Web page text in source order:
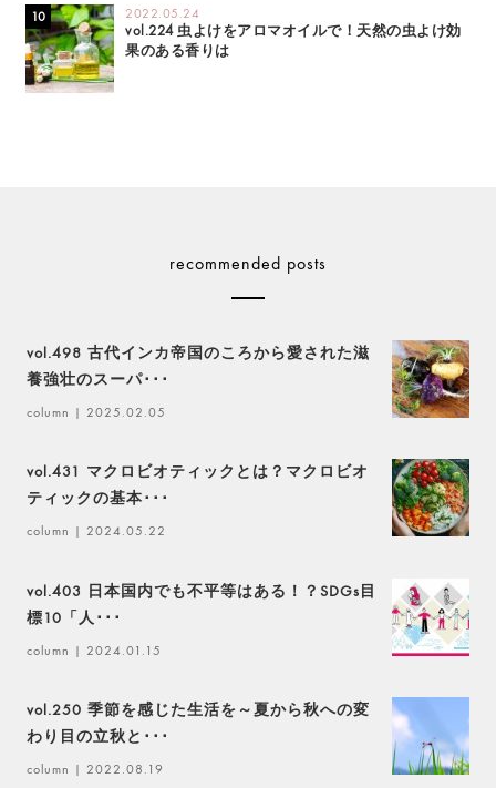
2022.05.24
vol.224 虫よけをアロマオイルで！天然の虫よけ効
果のある香りは
recommended posts
vol.498 古代インカ帝国のころから愛された滋
養強壮のスーパ･･･
column | 2025.02.05
vol.431 マクロビオティックとは？マクロビオ
ティックの基本･･･
column | 2024.05.22
vol.403 日本国内でも不平等はある！？SDGs目
標10「人･･･
column | 2024.01.15
vol.250 季節を感じた生活を～夏から秋への変
わり目の立秋と･･･
column | 2022.08.19